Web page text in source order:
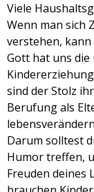
Viele
Wenn man sich
verstehen, kann
Gott hat uns
sind der Stolz
Berufung als
Darum solltest
Humor treffen,
Freuden deines